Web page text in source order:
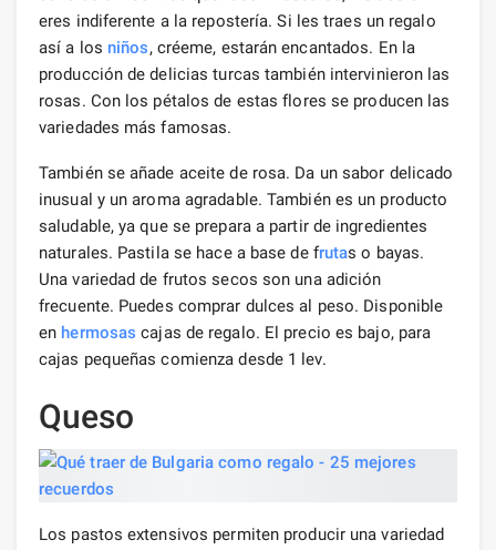
eres indiferente a la repostería. Si les traes un regalo
así a los niños, créeme, estarán encantados. En la
producción de delicias turcas también intervinieron las
rosas. Con los pétalos de estas flores se producen las
variedades más famosas.
También se añade aceite de rosa. Da un sabor delicado
inusual y un aroma agradable. También es un producto
saludable, ya que se prepara a partir de ingredientes
naturales. Pastila se hace a base de frutas o bayas.
Una variedad de frutos secos son una adición
frecuente. Puedes comprar dulces al peso. Disponible
en hermosas cajas de regalo. El precio es bajo, para
cajas pequeñas comienza desde 1 lev.
Queso
Los pastos extensivos permiten producir una variedad